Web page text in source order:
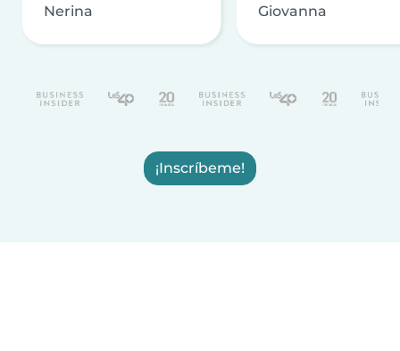
Nerina Giovanna
¡Inscríbeme!